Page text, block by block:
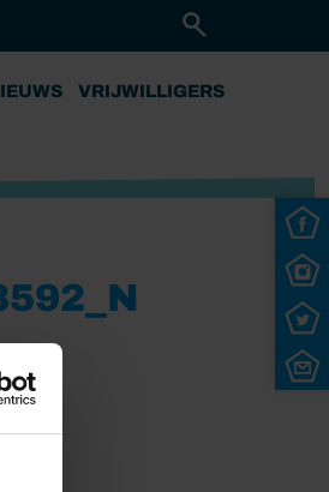
VRIJWILLIGERS